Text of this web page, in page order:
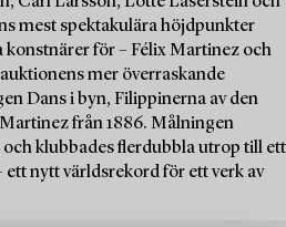
mest spektakulära höjdpunkter
för – Félix Martinez och
mer överraskande
Dans i byn, Filippinerna av den
från 1886. Målningen
klubbades flerdubbla utrop till ett
ett nytt världsrekord för ett verk av